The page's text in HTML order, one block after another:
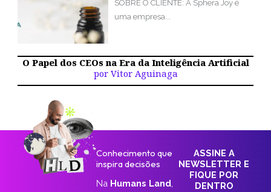
SOBRE O CLIENTE: A Sphera Joy é
uma empresa...
O Papel dos CEOs na Era da Inteligência Artificial
por Vitor Aguinaga
Conhecimento que
inspira decisões
Na Humans Land
ASSINE A
NEWSLETTER E
FIQUE POR
DENTRO